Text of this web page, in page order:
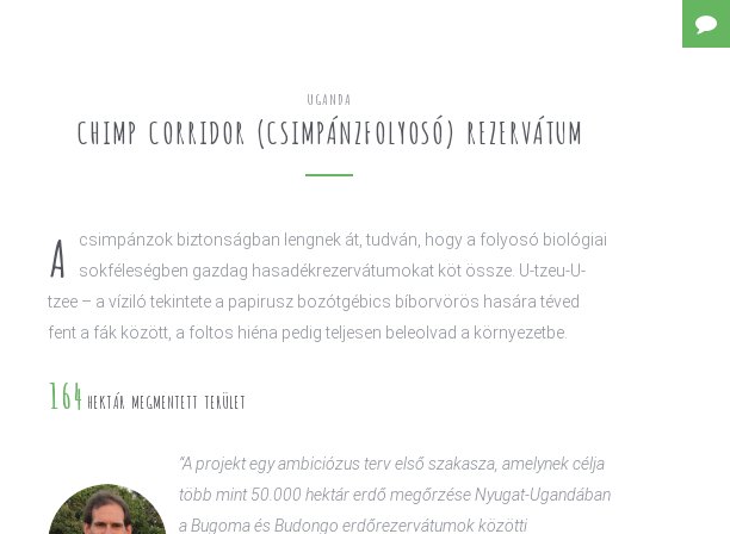
UGANDA
CHIMP CORRIDOR (CSIMPÁNZFOLYOSÓ) REZERVÁTUM
A
csimpánzok biztonságban lengnek át, tudván, hogy a folyosó biológiai
sokféleségben gazdag hasadékrezervátumokat köt össze. U-tzeu-U-
tzee – a víziló tekintete a papirusz bozótgébics bíborvörös hasára téved
fent a fák között, a foltos hiéna pedig teljesen beleolvad a környezetbe.
164 HEKTÁR MEGMENTETT TERÜLET
“A projekt egy ambiciózus terv első szakasza, amelynek célja
több mint 50.000 hektár erdő megőrzése Nyugat-Ugandában
a Bugoma és Budongo erdőrezervátumok közötti